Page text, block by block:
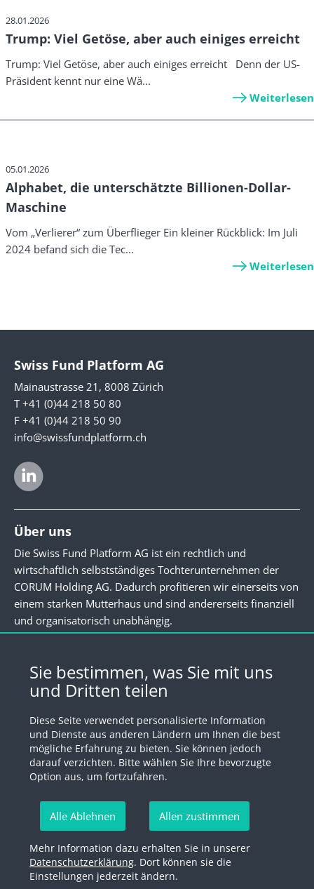
28.01.2026
Trump: Viel Getöse, aber auch einiges erreicht
Trump: Viel Getöse, aber auch einiges erreicht Denn der US-
Präsident kennt nur eine Wä...
Weiterlesen
05.01.2026
Alphabet, die unterschätzte Billionen-Dollar-
Maschine
Vom „Verlierer“ zum Überflieger Ein kleiner Rückblick: Im Juli
2024 befand sich die Tec...
Weiterlesen
Swiss Fund Platform AG
Mainaustrasse 21, 8008 Zürich
T +41 (0)44 218 50 80
F +41 (0)44 218 50 90
info@swissfundplatform.ch
Über uns
Die Swiss Fund Platform AG ist ein rechtlich und
wirtschaftlich selbstständiges Tochterunternehmen der
CORUM Holding AG. Dadurch profitieren wir einerseits von
einem starken Mutterhaus und sind andererseits finanziell
und organisatorisch unabhängig.
Newsletter
Registrieren Sie sich für unseren Newsletter
Anmelden
© 2026 by Swiss Fund Platform
Newsletter abmelden
Impressum Rechtliche Hinweise Datenschutzerklärung
Sie bestimmen, was Sie mit uns
und Dritten teilen
Diese Seite verwendet personalisierte Information
und Dienste aus anderen Ländern um Ihnen die best
mögliche Erfahrung zu bieten. Sie können jedoch
darauf verzichten. Bitte wählen Sie Ihre bevorzugte
Option aus, um fortzufahren.
Alle Ablehnen Allen zustimmen
Mehr Information dazu erhalten Sie in unserer
Datenschutzerklärung. Dort können sie die
Einstellungen jederzeit ändern.